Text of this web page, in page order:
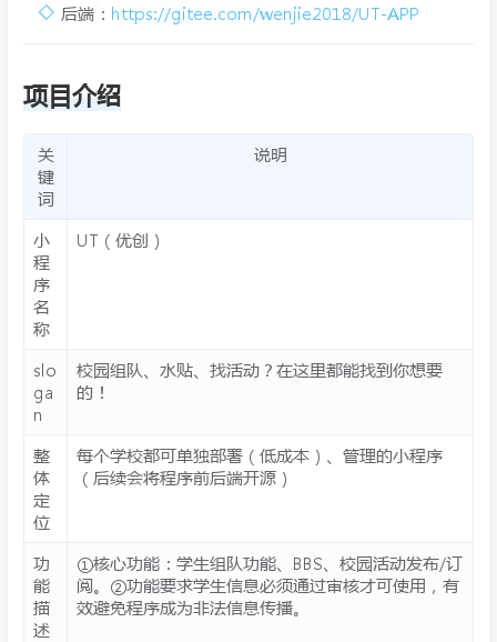
后端： https://gitee.com/wenjie2018/UT-APP
项目介绍
关
键
词
说明
小
程
序
名
称
UT（优创）
slo
ga
n
校园组队、水贴、找活动？在这里都能找到你想要
的！
整
体
定
位
每个学校都可单独部署（低成本）、管理的小程序
（后续会将程序前后端开源）
功
能
描
述
①核心功能：学生组队功能、BBS、校园活动发布/订
阅。②功能要求学生信息必须通过审核才可使用，有
效避免程序成为非法信息传播。